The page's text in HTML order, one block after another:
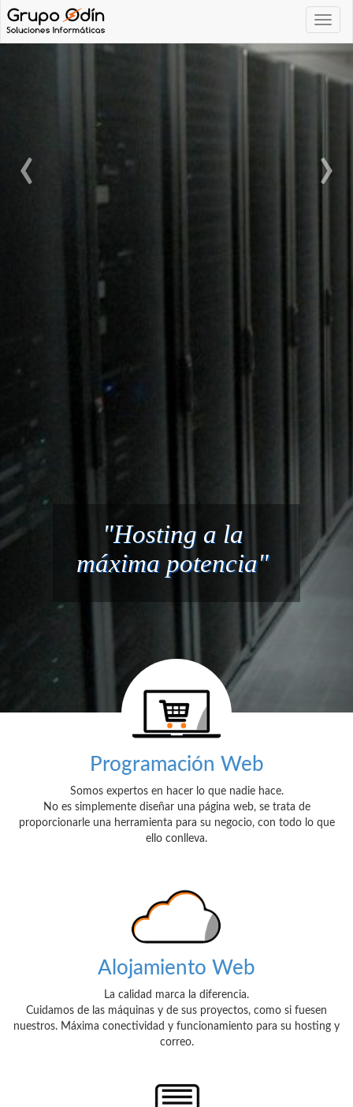
Navegar
"Hosting a la
máxima potencia"
‹ ›
Programación Web
Somos expertos en hacer lo que nadie hace.
No es simplemente diseñar una página web, se trata de
proporcionarle una herramienta para su negocio, con todo lo que
ello conlleva.
Alojamiento Web
La calidad marca la diferencia.
Cuidamos de las máquinas y de sus proyectos, como si fuesen
nuestros. Máxima conectividad y funcionamiento para su hosting y
correo.